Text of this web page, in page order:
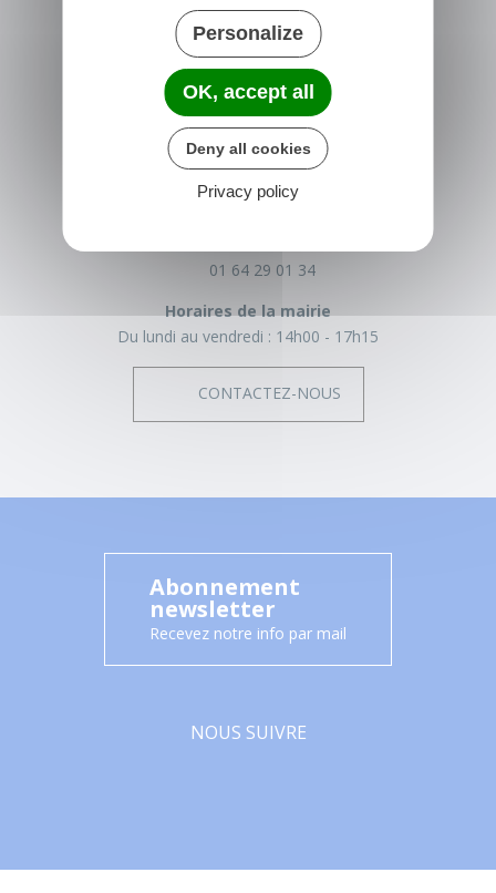
NONVILLE
Place de la Mairie
77140 nonville
01 64 29 01 34
Horaires de la mairie
Du lundi au vendredi : 14h00 - 17h15
CONTACTEZ-NOUS
Abonnement
newsletter
Recevez notre info par mail
NOUS SUIVRE
Personalize
OK, accept all
Deny all cookies
Privacy policy